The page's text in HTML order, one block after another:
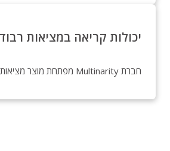
יכולות קריאה במציאות
חברת Multinarity מפתחת מוצר מציאות רבודה שמיועד לשימוש יומיומי, מעשי ורציף המשפר את הפרודוקטיביות והיצירתיות של המשתמש